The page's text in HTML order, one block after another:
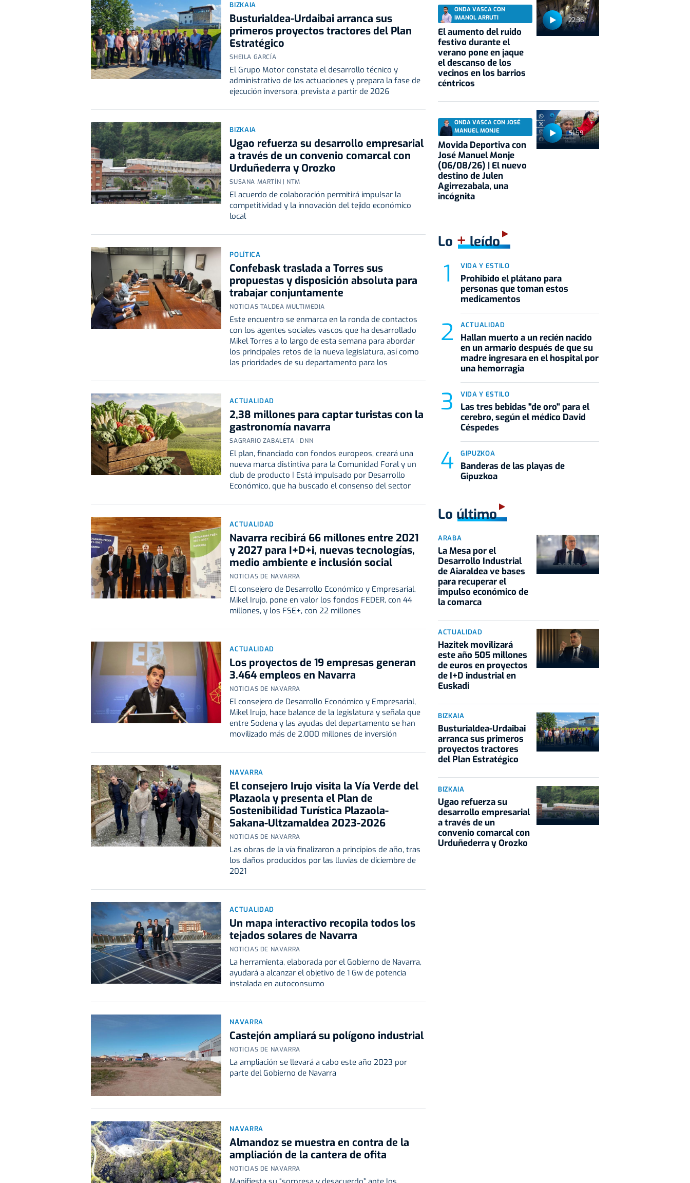
BIZKAIA
Busturialdea-Urdaibai arranca sus
primeros proyectos tractores del Plan
Estratégico
SHEILA GARCÍA
El Grupo Motor constata el desarrollo técnico y
administrativo de las actuaciones y prepara la fase de
ejecución inversora, prevista a partir de 2026
BIZKAIA
Ugao refuerza su desarrollo empresarial
a través de un convenio comarcal con
Urduñederra y Orozko
SUSANA MARTÍN | NTM
El acuerdo de colaboración permitirá impulsar la
competitividad y la innovación del tejido económico
local
POLÍTICA
Confebask traslada a Torres sus
propuestas y disposición absoluta para
trabajar conjuntamente
NOTICIAS TALDEA MULTIMEDIA
Este encuentro se enmarca en la ronda de contactos
con los agentes sociales vascos que ha desarrollado
Mikel Torres a lo largo de esta semana para abordar
los principales retos de la nueva legislatura, así como
las prioridades de su departamento para los
ACTUALIDAD
2,38 millones para captar turistas con la
gastronomía navarra
SAGRARIO ZABALETA | DNN
El plan, financiado con fondos europeos, creará una
nueva marca distintiva para la Comunidad Foral y un
club de producto | Está impulsado por Desarrollo
Económico, que ha buscado el consenso del sector
ACTUALIDAD
Navarra recibirá 66 millones entre 2021
y 2027 para I+D+i, nuevas tecnologías,
medio ambiente e inclusión social
NOTICIAS DE NAVARRA
El consejero de Desarrollo Económico y Empresarial,
Mikel Irujo, pone en valor los fondos FEDER, con 44
millones, y los FSE+, con 22 millones
ACTUALIDAD
Los proyectos de 19 empresas generan
3.464 empleos en Navarra
NOTICIAS DE NAVARRA
El consejero de Desarrollo Económico y Empresarial,
Mikel Irujo, hace balance de la legislatura y señala que
entre Sodena y las ayudas del departamento se han
movilizado más de 2.000 millones de inversión
NAVARRA
El consejero Irujo visita la Vía Verde del
Plazaola y presenta el Plan de
Sostenibilidad Turística Plazaola-
Sakana-Ultzamaldea 2023-2026
NOTICIAS DE NAVARRA
Las obras de la vía finalizaron a principios de año, tras
los daños producidos por las lluvias de diciembre de
2021
ACTUALIDAD
Un mapa interactivo recopila todos los
tejados solares de Navarra
NOTICIAS DE NAVARRA
La herramienta, elaborada por el Gobierno de Navarra,
ayudará a alcanzar el objetivo de 1 Gw de potencia
instalada en autoconsumo
NAVARRA
Castejón ampliará su polígono industrial
NOTICIAS DE NAVARRA
La ampliación se llevará a cabo este año 2023 por
parte del Gobierno de Navarra
NAVARRA
Almandoz se muestra en contra de la
ampliación de la cantera de ofita
NOTICIAS DE NAVARRA
22:36
ONDA VASCA CON
IMANOL ARRUTI
El aumento del ruido
festivo durante el
verano pone en jaque
el descanso de los
vecinos en los barrios
céntricos
51:59
ONDA VASCA CON JOSÉ
MANUEL MONJE
Movida Deportiva con
José Manuel Monje
(06/08/26) | El nuevo
destino de Julen
Agirrezabala, una
incógnita
Lo +leído
VIDA Y ESTILO
Prohibido el plátano para
personas que toman estos
medicamentos
ACTUALIDAD
Hallan muerto a un recién nacido
en un armario después de que su
madre ingresara en el hospital por
una hemorragia
VIDA Y ESTILO
Las tres bebidas "de oro" para el
cerebro, según el médico David
Céspedes
GIPUZKOA
Banderas de las playas de
Gipuzkoa
Lo último
ARABA
La Mesa por el
Desarrollo Industrial
de Aiaraldea ve bases
para recuperar el
impulso económico de
la comarca
ACTUALIDAD
Hazitek movilizará
este año 505 millones
de euros en proyectos
de I+D industrial en
Euskadi
BIZKAIA
Busturialdea-Urdaibai
arranca sus primeros
proyectos tractores
del Plan Estratégico
BIZKAIA
Ugao refuerza su
desarrollo empresarial
a través de un
convenio comarcal con
Urduñederra y Orozko